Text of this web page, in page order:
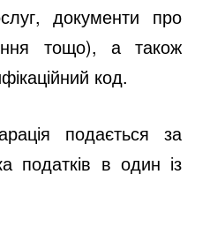
документи про
тощо), а також
код.
подається за
податків в один із